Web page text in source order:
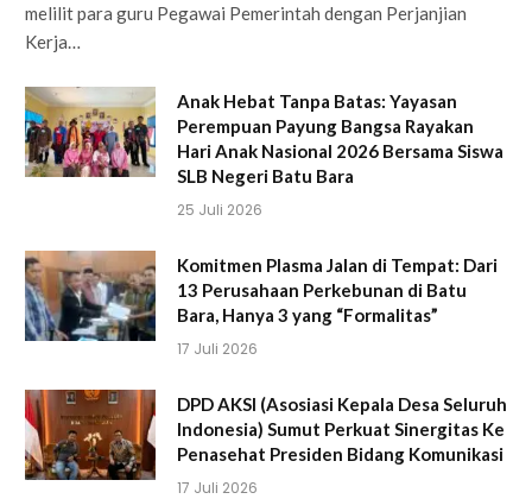
melilit para guru Pegawai Pemerintah dengan Perjanjian
Kerja…
Anak Hebat Tanpa Batas: Yayasan
Perempuan Payung Bangsa Rayakan
Hari Anak Nasional 2026 Bersama Siswa
SLB Negeri Batu Bara
25 Juli 2026
Komitmen Plasma Jalan di Tempat: Dari
13 Perusahaan Perkebunan di Batu
Bara, Hanya 3 yang “Formalitas”
17 Juli 2026
DPD AKSI (Asosiasi Kepala Desa Seluruh
Indonesia) Sumut Perkuat Sinergitas Ke
Penasehat Presiden Bidang Komunikasi
17 Juli 2026